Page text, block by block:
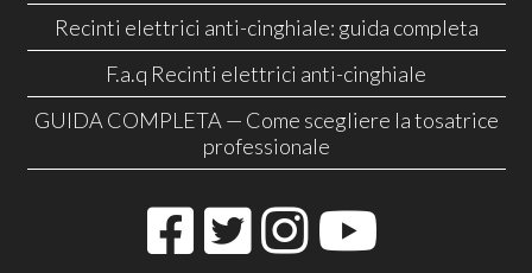
Recinti elettrici anti-cinghiale: guida completa
F.a.q Recinti elettrici anti-cinghiale
GUIDA COMPLETA — Come scegliere la tosatrice
professionale